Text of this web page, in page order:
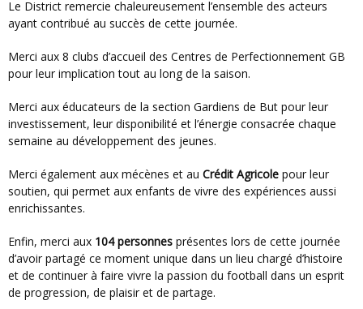
Le District remercie chaleureusement l’ensemble des acteurs
ayant contribué au succès de cette journée.
Merci aux 8 clubs d’accueil des Centres de Perfectionnement GB
pour leur implication tout au long de la saison.
Merci aux éducateurs de la section Gardiens de But pour leur
investissement, leur disponibilité et l’énergie consacrée chaque
semaine au développement des jeunes.
Merci également aux mécènes et au Crédit Agricole pour leur
soutien, qui permet aux enfants de vivre des expériences aussi
enrichissantes.
Enfin, merci aux 104 personnes présentes lors de cette journée
d’avoir partagé ce moment unique dans un lieu chargé d’histoire
et de continuer à faire vivre la passion du football dans un esprit
de progression, de plaisir et de partage.